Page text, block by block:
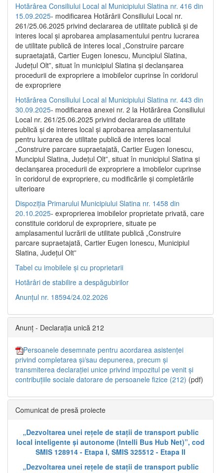
Hotărârea Consiliului Local al Municipiului Slatina nr. 416 din
15.09.2025- modificarea Hotărârii Consiliului Local nr.
261/25.06.2025 privind declararea de utilitate publică și de
interes local și aprobarea amplasamentului pentru lucrarea
de utilitate publică de interes local „Construire parcare
supraetajată, Cartier Eugen Ionescu, Muncipiul Slatina,
Județul Olt”, situat în municipiul Slatina și declanșarea
procedurii de expropriere a imobilelor cuprinse în coridorul
de expropriere
Hotărârea Consiliului Local al Municipiului Slatina nr. 443 din
30.09.2025- modificarea anexei nr. 2 la Hotărârea Consiliului
Local nr. 261/25.06.2025 privind declararea de utilitate
publică şi de interes local şi aprobarea amplasamentului
pentru lucrarea de utilitate publică de interes local
„Construire parcare supraetajată, Cartier Eugen Ionescu,
Muncipiul Slatina, Judeţul Olt”, situat în municipiul Slatina şi
declanşarea procedurii de expropriere a imobilelor cuprinse
în coridorul de expropriere, cu modificările şi completările
ulterioare
Dispoziția Primarului Municipiului Slatina nr. 1458 din
20.10.2025- exproprierea imobilelor proprietate privată, care
constituie coridorul de expropriere, situate pe
amplasamentul lucrării de utilitate publică „Construire
parcare supraetajată, Cartier Eugen Ionescu, Municipiul
Slatina, Județul Olt”
Tabel cu imobilele și cu proprietarii
Hotărâri de stabilire a despăgubirilor
Anunțul nr. 18594/24.02.2026
Anunț - Declarația unică 212
Persoanele desemnate pentru acordarea asistenței
privind completarea și/sau depunerea, precum și
transmiterea declarației unice privind impozitul pe venit și
contribuțiile sociale datorare de persoanele fizice (212) (pdf)
Comunicat de presă proiecte
„Dezvoltarea unei rețele de stații de transport public
local inteligente și autonome (Intelli Bus Hub Net)”, cod
SMIS 128914 - Etapa I, SMIS 325512 - Etapa II
„Dezvoltarea unei rețele de stații de transport public